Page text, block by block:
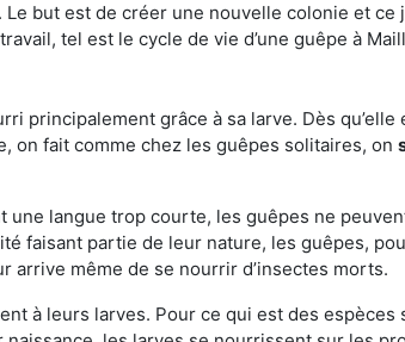
but est de créer une nouvelle colonie et ce
tel est le cycle de vie d’une guêpe à
principalement grâce à sa larve. Dès qu’elle
on fait comme chez les guêpes solitaires, on
langue trop courte, les guêpes ne
faisant partie de leur nature, les guêpes,
arrive même de se nourrir d’insectes morts.
à leurs larves. Pour ce qui est des espèces